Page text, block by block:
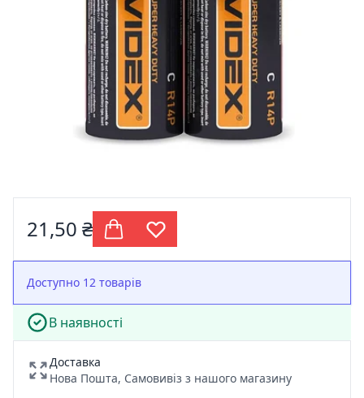
21,50 ₴
Доступно 12 товарів
В наявності
Доставка
Нова Пошта, Самовивіз з нашого магазину